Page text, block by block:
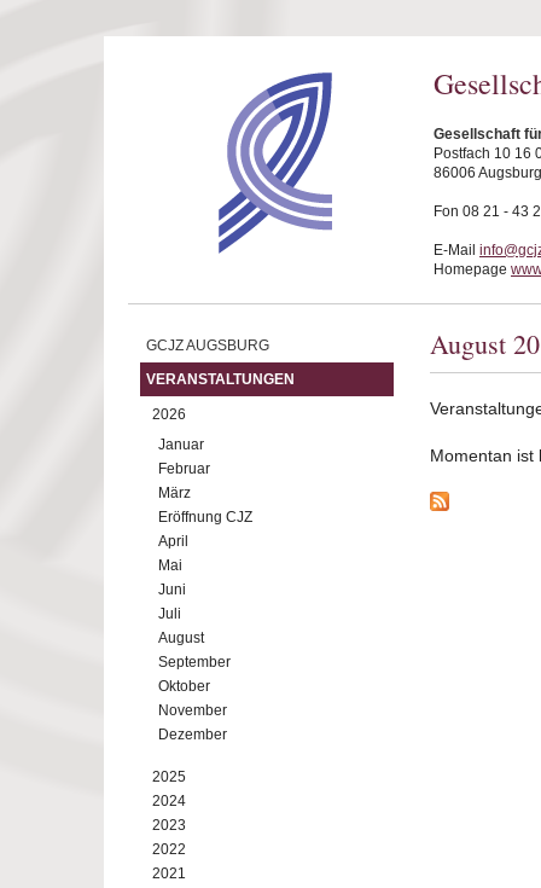
Gesellschaft
Postfach 10 16
86006 Augsburg
Fon 08 21 - 43
E-Mail
Homepage
GCJZ AUGSBURG
VERANSTALTUNGEN
2026
Januar
Februar
März
Eröffnung CJZ
April
Mai
Juni
Juli
August
September
Oktober
November
Dezember
2025
2024
2023
2022
2021
August
Momentan ist